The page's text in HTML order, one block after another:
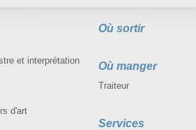
et interprétation
d'art
Où sortir
Où manger
Traiteur
Services